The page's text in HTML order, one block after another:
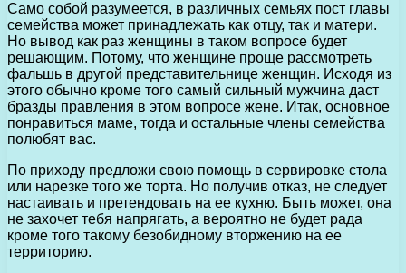
Само собой разумеется, в различных семьях пост главы
семейства может принадлежать как отцу, так и матери.
Но вывод как раз женщины в таком вопросе будет
решающим. Потому, что женщине проще рассмотреть
фальшь в другой представительнице женщин. Исходя из
этого обычно кроме того самый сильный мужчина даст
бразды правления в этом вопросе жене. Итак, основное
понравиться маме, тогда и остальные члены семейства
полюбят вас.
По приходу предложи свою помощь в сервировке стола
или нарезке того же торта. Но получив отказ, не следует
настаивать и претендовать на ее кухню. Быть может, она
не захочет тебя напрягать, а вероятно не будет рада
кроме того такому безобидному вторжению на ее
территорию.